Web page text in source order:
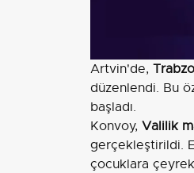
Artvin'de,
düzenlendi. Bu
başladı.
Konvoy, Valilik
gerçekleştirildi.
çocuklara